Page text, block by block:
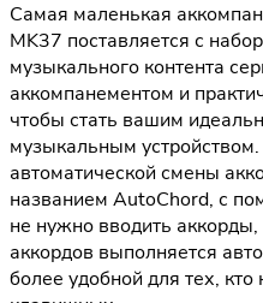
Самая маленькая
MK37 поставляется с
музыкального контента
аккомпанементом и
чтобы стать вашим
музыкальным
автоматической смены
названием AutoChord, с
не нужно вводить аккорды,
аккордов выполняется
более удобной для тех,